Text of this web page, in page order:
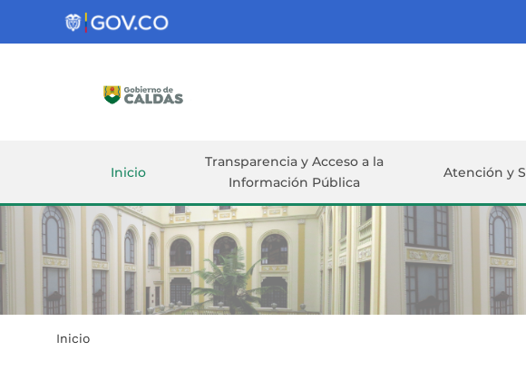
Gobernación
Inicio
Transparencia y Acceso a la
Información Pública
Atención y
Inicio